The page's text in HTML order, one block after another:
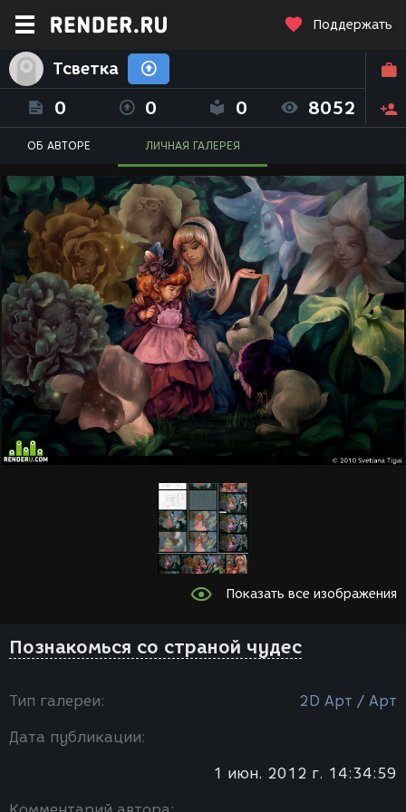
Поддержать
Тсветка
0 0 0 8052
ОБ АВТОРЕ ЛИЧНАЯ ГАЛЕРЕЯ
Показать все изображения
Познакомься со страной чудес
Тип галереи: 2D Арт / Арт
Дата публикации:
1 июн. 2012 г. 14:34:59